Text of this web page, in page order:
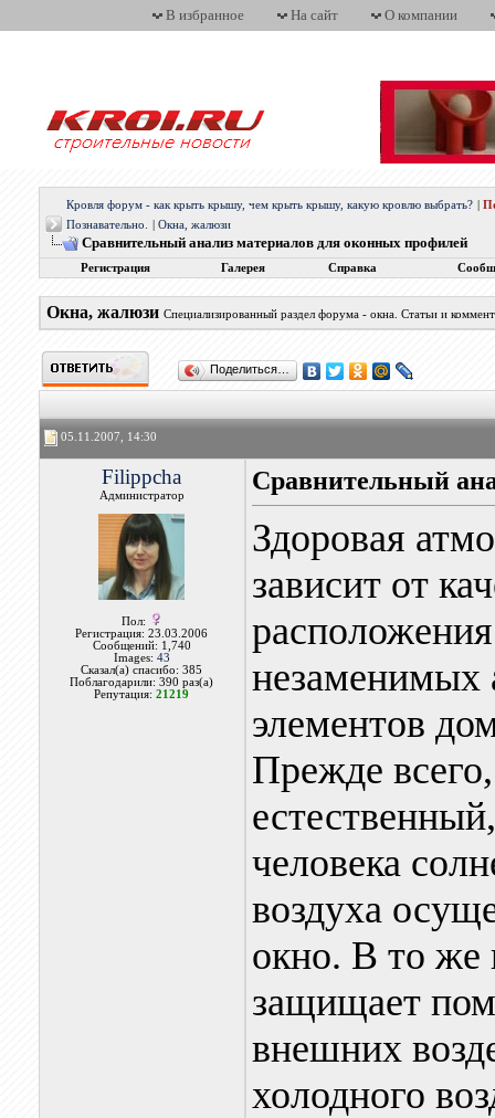
В избранное На сайт О компании
Кровля форум - как крыть крышу, чем крыть крышу, какую кровлю выбрать?
Познавательно.
Окна, жалюзи
Сравнительный анализ материалов для оконных профилей
Регистрация Галерея Справка
Окна, жалюзи Специализированный раздел форума - окна. Статьи и
Поделиться…
05.11.2007, 14:30
Filippcha
Администратор
Пол:
Регистрация: 23.03.2006
Сообщений: 1,740
Images: 43
Сказал(а) спасибо: 385
Поблагодарили: 390 раз(а)
Репутация:21219
Сравнительный
Здоровая
зависит от
незаменимых
элементов
Прежде
человека
воздуха
окно. В то же
защищает
внешних
холодного